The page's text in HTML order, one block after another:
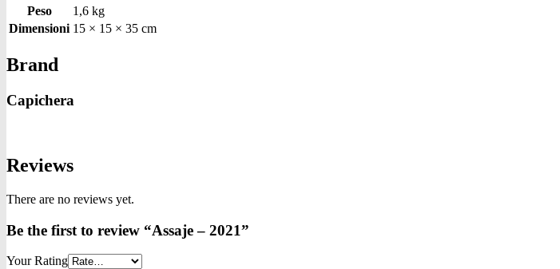
Peso
1,6 kg
Dimensioni 15 × 15 × 35 cm
Brand
Capichera
Reviews
There are no reviews yet.
Be the first to review “Assaje – 2021”
Your Rating